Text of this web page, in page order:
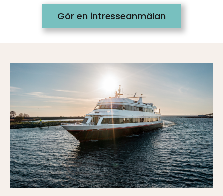
Gör en intresseanmälan